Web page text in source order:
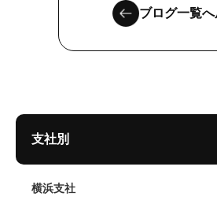
ブログ一覧へ
支社別
横浜支社